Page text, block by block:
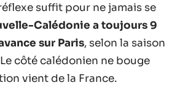
suffit pour ne jamais se
Calédonie a toujours 9
sur Paris, selon la saison
côté calédonien ne bouge
vient de la France.